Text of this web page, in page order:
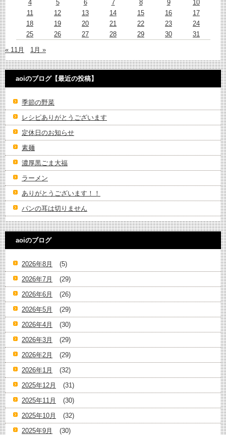
4 5 6 7 8 9
10
11
12 13 14 15 16
17
18
19 20 21 22 23
24
25
26 27 28 29 30 31
« 11月 1月 »
aoiのブログ【最近の投稿】
季節の野菜
レシピありがとうございます
定休日のお知らせ
素麺
濃厚黒ごま大福
ラーメン
ありがとうございます！！
パンの耳は切りません
aoiのブログ
2026年8月
(5)
2026年7月
(29)
2026年6月
(26)
2026年5月
(29)
2026年4月
(30)
2026年3月
(29)
2026年2月
(29)
2026年1月
(32)
2025年12月
(31)
2025年11月
(30)
2025年10月
(32)
2025年9月
(30)